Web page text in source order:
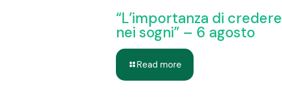
“L’importanza di credere
nei sogni” – 6 agosto
Read more